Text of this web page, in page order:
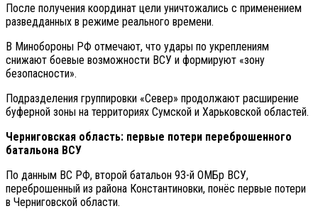
После получения координат цели уничтожались с применением
разведданных в режиме реального времени.
В Минобороны РФ отмечают, что удары по укреплениям
снижают боевые возможности ВСУ и формируют «зону
безопасности».
Подразделения группировки «Север» продолжают расширение
буферной зоны на территориях Сумской и Харьковской областей.
Черниговская область: первые потери переброшенного
батальона ВСУ
По данным ВС РФ, второй батальон 93-й ОМБр ВСУ,
переброшенный из района Константиновки, понёс первые потери
в Черниговской области.